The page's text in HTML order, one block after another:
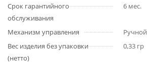
Срок гарантийного
обслуживания
6 мес.
Механизм управления
Ручной
Вес изделия без упаковки
(нетто)
0,33 гр